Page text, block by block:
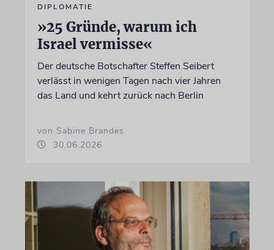
DIPLOMATIE
»25 Gründe, warum ich
Israel vermisse«
Der deutsche Botschafter Steffen Seibert
verlässt in wenigen Tagen nach vier Jahren
das Land und kehrt zurück nach Berlin
von Sabine Brandes
30.06.2026